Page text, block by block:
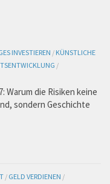
INVESTIEREN / KÜNSTLICHE
/
Warum die Risiken keine
sondern Geschichte
/ GELD VERDIENEN /